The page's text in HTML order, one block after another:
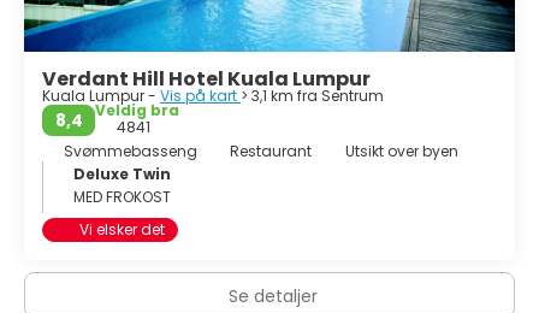
av skikker, tradisjoner, fargerike festivaler, kulturer og et
stort utvalg av deilig mat. Denne dynamiske byen har
Verdant Hill Hotel Kuala Lumpur
Kuala Lumpur - Vis på kart > 3,1 km fra Sentrum
8,4
Veldig bra
4841
Svømmebasseng
Restaurant
Utsikt over byen
Deluxe Twin
MED FROKOST
Vi elsker det
Se detaljer